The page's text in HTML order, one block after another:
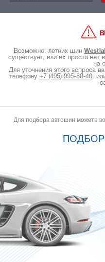
Возможно, летних шин
существует, или их просто нет
на
Для уточнения этого вопроса
телефону +7 (495) 995-80-40.
Для подбора автошин можете